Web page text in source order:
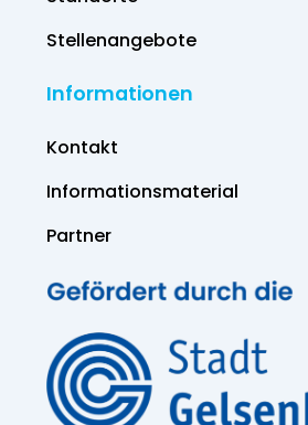
Stellenangebote
Informationen
Kontakt
Informations­material
Partner